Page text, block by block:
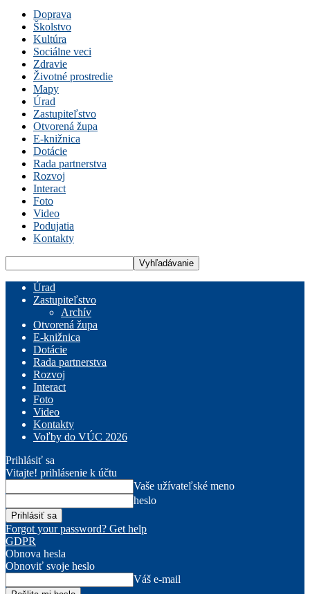
Doprava
Školstvo
Kultúra
Sociálne veci
Zdravie
Životné prostredie
Mapy
Úrad
Zastupiteľstvo
Otvorená župa
E-knižnica
Dotácie
Rada partnerstva
Rozvoj
Interact
Foto
Video
Podujatia
Kontakty
Úrad
Zastupiteľstvo
Archív
Otvorená župa
E-knižnica
Dotácie
Rada partnerstva
Rozvoj
Interact
Foto
Video
Kontakty
Voľby do VÚC 2026
Prihlásiť sa
Vitajte! prihlásenie k účtu
Vaše užívateľské meno
heslo
Forgot your password? Get help
GDPR
Obnova hesla
Obnoviť svoje heslo
Váš e-mail